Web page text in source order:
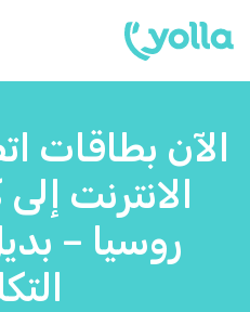
الآن بطاقات
الانترنت
روسيا –